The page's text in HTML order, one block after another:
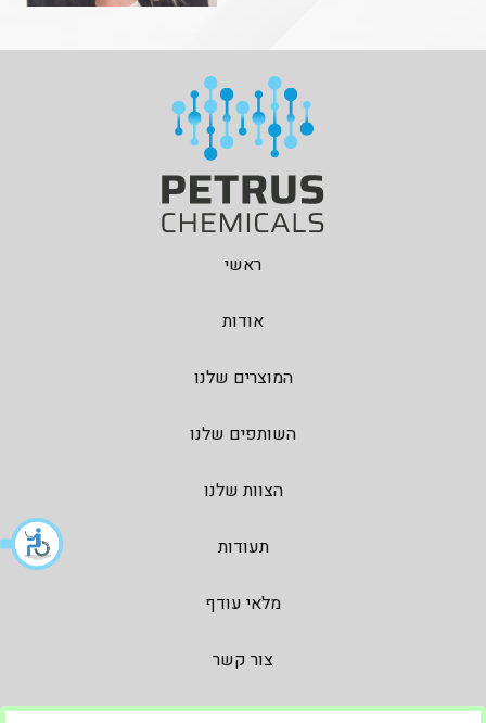
ראשי
אודות
המוצרים שלנו
השותפים שלנו
הצוות שלנו
תעודות
מלאי עודף
צור קשר